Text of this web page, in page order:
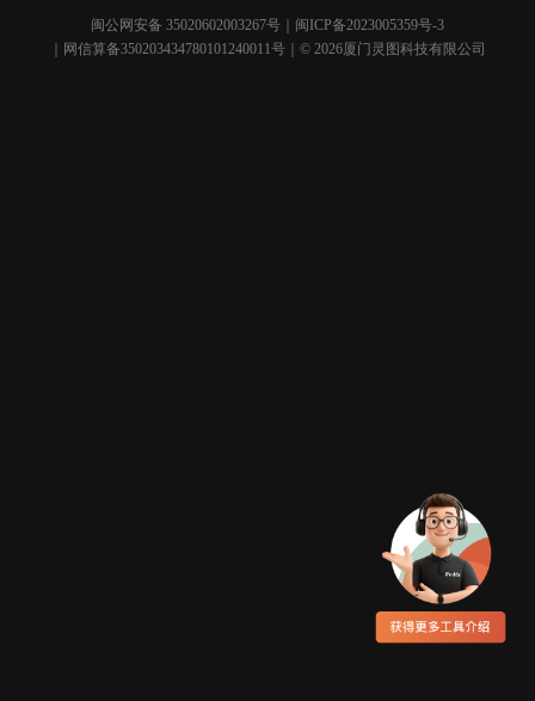
闽公网安备 35020602003267号
闽ICP备2023005359号-3
｜网信算备350203434780101240011号｜© 2026厦门灵图科技有限公司